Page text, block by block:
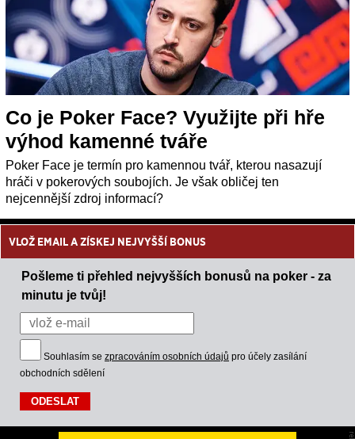
Co je Poker Face? Využijte při hře
výhod kamenné tváře
Poker Face je termín pro kamennou tvář, kterou nasazují
hráči v pokerových soubojích. Je však obličej ten
nejcennější zdroj informací?
VLOŽ EMAIL A ZÍSKEJ NEJVYŠŠÍ BONUS
Pošleme ti přehled nejvyšších bonusů na poker - za
minutu je tvůj!
Souhlasím se zpracováním osobních údajů pro účely zasílání
obchodních sdělení